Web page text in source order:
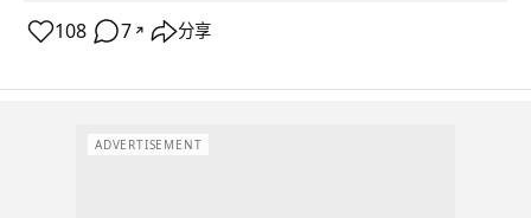
108 7 ↗ 分享
ADVERTISEMENT